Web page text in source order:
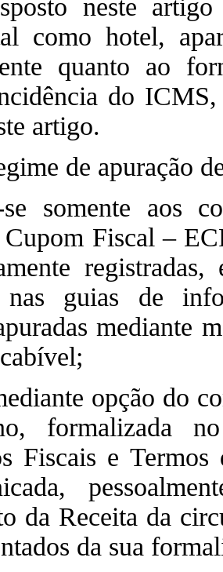
neste artigo
como hotel,
quanto ao
do
artigo.
de apuração
somente aos
Fiscal –
nas guias de
mediante
opção do
formalizada
Fiscais e
da Receita da
da sua